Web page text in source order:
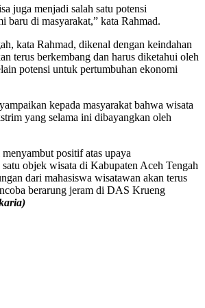
juga menjadi salah satu potensi
baru di masyarakat,” kata Rahmad.
kata Rahmad, dikenal dengan keindahan
terus berkembang dan harus diketahui oleh
potensi untuk pertumbuhan ekonomi
kepada masyarakat bahwa wisata
yang selama ini dibayangkan oleh
positif atas upaya
objek wisata di Kabupaten Aceh Tengah
dari mahasiswa wisatawan akan terus
berarung jeram di DAS Krueng